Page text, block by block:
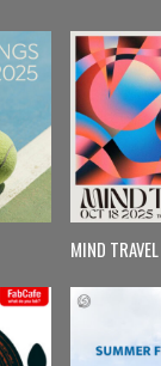
MIND TRAVEL